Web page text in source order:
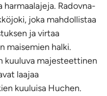
harmaalajeja. Radovna-
joka mahdollistaa
ja virtaa
maisemien halki.
kuuluva majesteettinen
laajaa
kuuluisa Huchen.